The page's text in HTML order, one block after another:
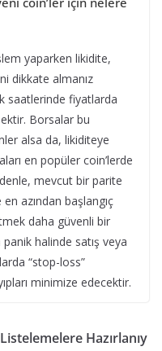
yaparken likidite,
dikkate almanız
saatlerinde fiyatlarda
Borsalar bu
alsa da, likiditeye
en popüler coin’lerde
mevcut bir parite
azından başlangıç
daha güvenli bir
panik halinde satış veya
“stop-loss”
minimize edecektir.
Hazırlanıy